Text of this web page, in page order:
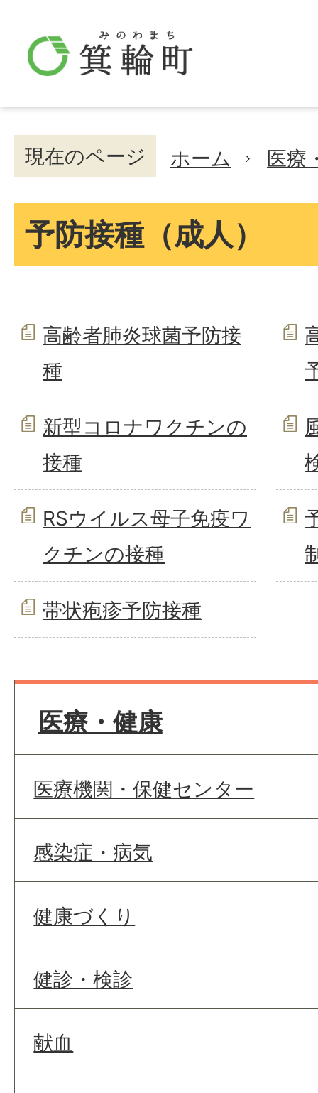
現在のページ ホーム 医療
予防接種（成人）
高齢者肺炎球菌予防接
種
新型コロナワクチンの
接種
RSウイルス母子免疫ワ
クチンの接種
帯状疱疹予防接種
医療・健康
医療機関・保健センター
感染症・病気
健康づくり
健診・検診
献血